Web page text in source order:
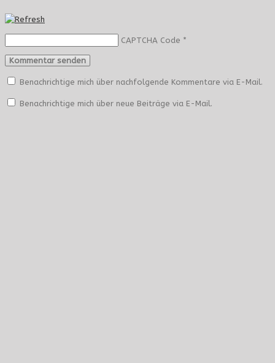
CAPTCHA Code *
Benachrichtige mich über nachfolgende Kommentare via E-Mail.
Benachrichtige mich über neue Beiträge via E-Mail.